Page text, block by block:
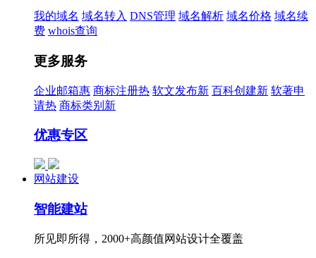
我的域名 域名转入 DNS管理 域名解析 域名价格 域名续
费 whois查询
更多服务
企业邮箱惠 商标注册热 软文发布新 百科创建新 软著申
请热 商标类别 新
优惠专区
网站建设
智能建站
所见即所得，2000+高颜值网站设计全覆盖